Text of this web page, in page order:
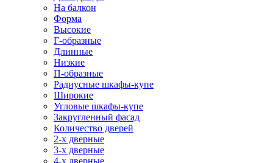
На балкон
Форма
Высокие
Г-образные
Длинные
Низкие
П-образные
Радиусные шкафы-купе
Широкие
Угловые шкафы-купе
Закругленный фасад
Количество дверей
2-х дверные
3-х дверные
4-х дверные